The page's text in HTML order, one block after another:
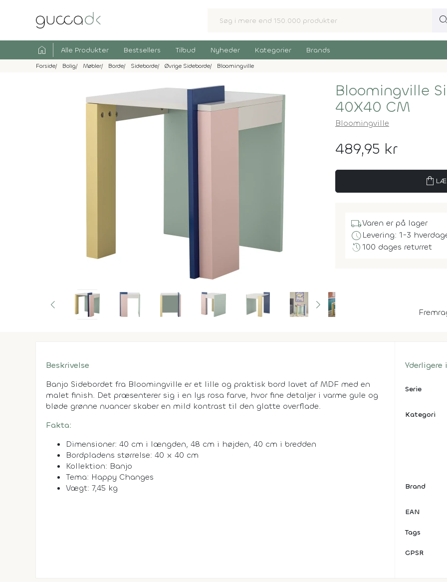
home Alle Produkter Bestsellers Tilbud Nyheder Kategorier Brands
Forside Bolig Møbler Borde Sideborde Øvrige Sideborde Bloomingville
Bloomingville
40X40 CM
Bloomingville
489,95 kr
shopping_bag
local_shippingVaren er på lager
scheduleLevering: 1-3
history100 dages returret
Beskrivelse
Banjo Sidebordet fra Bloomingville er et lille og praktisk bord lavet af MDF med en
malet finish. Det præsenterer sig i en lys rosa farve, hvor fine detaljer i varme gule og
bløde grønne nuancer skaber en mild kontrast til den glatte overflade.
Fakta:
Dimensioner: 40 cm i længden, 48 cm i højden, 40 cm i bredden
Bordpladens størrelse: 40 x 40 cm
Kollektion: Banjo
Tema: Happy Changes
Vægt: 7,45 kg
Serie
Kategori
Brand
EAN
Tags
GPSR